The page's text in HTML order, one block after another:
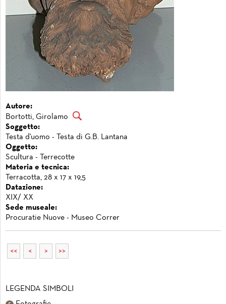
Autore:
Bortotti, Girolamo
Soggetto:
Testa d'uomo - Testa di G.B. Lantana
Oggetto:
Scultura - Terrecotte
Materia e tecnica:
Terracotta, 28 x 17 x 19,5
Datazione:
XIX/ XX
Sede museale:
Procuratie Nuove - Museo Correr
<< < > >>
LEGENDA SIMBOLI